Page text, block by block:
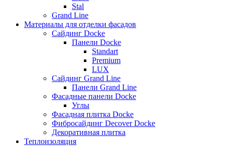
Stal
Grand Line
Материалы для отделки фасадов
Сайдинг Docke
Панели Docke
Standart
Premium
LUX
Сайдинг Grand Line
Панели Grand Line
Фасадные панели Docke
Углы
Фасадная плитка Docke
Фибросайдинг Decover Docke
Декоративная плитка
Теплоизоляция